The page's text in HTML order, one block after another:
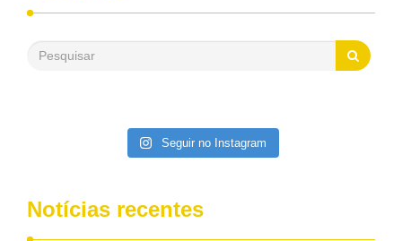
reais, com suas maravilhosas ações, dentre alas, mais de
saneamento básico, em pequenas comunidades rurais.
Patriota disse ainda que, mesmo sem mandato,
Seguir no Instagram
Notícias recentes